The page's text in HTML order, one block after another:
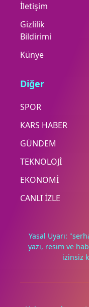
Deneyimini
yalnızca onayınla.
İletişim
Gizlilik
Bildirimi
Künye
Diğer
SPOR
KARS HABER
GÜNDEM
TEKNOLOJİ
EKONOMİ
CANLI İZLE
Yasal Uyarı:
yazı, resim ve
izinsiz